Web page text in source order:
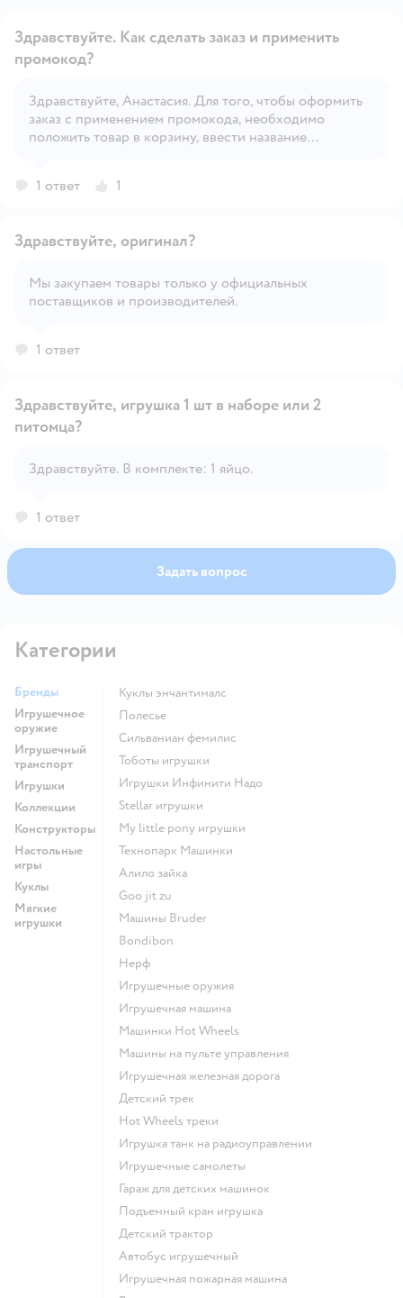
Открыть вопрос
Здравствуйте. Как сделать заказ и применить
промокод?
Здравствуйте, Анастасия. Для того, чтобы оформить
заказ с применением промокода, необходимо
положить товар в корзину, ввести название
1 ответ 1
Открыть вопрос
Здравствуйте, оригинал?
Мы закупаем товары только у официальных
поставщиков и производителей.
1 ответ
Открыть вопрос
Здравствуйте, игрушка 1 шт в наборе или 2
питомца?
Здравствуйте. В комплекте: 1 яйцо.
1 ответ
Задать вопрос
Категории
Бренды
Игрушечное
оружие
Игрушечный
транспорт
Игрушки
Коллекции
Конструкторы
Настольные
игры
Куклы
Мягкие
игрушки
Куклы энчантималс
Полесье
Сильваниан фемилис
Тоботы игрушки
Игрушки Инфинити Надо
Stellar игрушки
my little pony игрушки
Технопарк Машинки
Алило зайка
Goo jit zu
Машины Bruder
Bondibon
Нерф
Игрушечные оружия
Игрушечная машина
Машинки Hot Wheels
Машины на пульте управления
Игрушечная железная дорога
Детский трек
Hot Wheels треки
Игрушка танк на радиоуправлении
Игрушечные самолеты
Гараж для детских машинок
Подъемный кран игрушка
Детский трактор
Автобус игрушечный
Игрушечная пожарная машина